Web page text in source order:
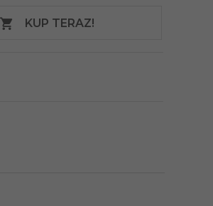
KUP TERAZ!